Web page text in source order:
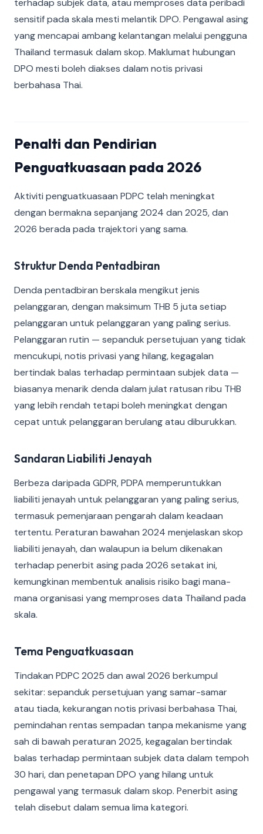
terhadap subjek data, atau memproses data peribadi
sensitif pada skala mesti melantik DPO. Pengawal asing
yang mencapai ambang kelantangan melalui pengguna
Thailand termasuk dalam skop. Maklumat hubungan
DPO mesti boleh diakses dalam notis privasi
berbahasa Thai.
Penalti dan Pendirian
Penguatkuasaan pada 2026
Aktiviti penguatkuasaan PDPC telah meningkat
dengan bermakna sepanjang 2024 dan 2025, dan
2026 berada pada trajektori yang sama.
Struktur Denda Pentadbiran
Denda pentadbiran berskala mengikut jenis
pelanggaran, dengan maksimum THB 5 juta setiap
pelanggaran untuk pelanggaran yang paling serius.
Pelanggaran rutin — sepanduk persetujuan yang tidak
mencukupi, notis privasi yang hilang, kegagalan
bertindak balas terhadap permintaan subjek data —
biasanya menarik denda dalam julat ratusan ribu THB
yang lebih rendah tetapi boleh meningkat dengan
cepat untuk pelanggaran berulang atau diburukkan.
Sandaran Liabiliti Jenayah
Berbeza daripada GDPR, PDPA memperuntukkan
liabiliti jenayah untuk pelanggaran yang paling serius,
termasuk pemenjaraan pengarah dalam keadaan
tertentu. Peraturan bawahan 2024 menjelaskan skop
liabiliti jenayah, dan walaupun ia belum dikenakan
terhadap penerbit asing pada 2026 setakat ini,
kemungkinan membentuk analisis risiko bagi mana-
mana organisasi yang memproses data Thailand pada
skala.
Tema Penguatkuasaan
Tindakan PDPC 2025 dan awal 2026 berkumpul
sekitar: sepanduk persetujuan yang samar-samar
atau tiada, kekurangan notis privasi berbahasa Thai,
pemindahan rentas sempadan tanpa mekanisme yang
sah di bawah peraturan 2025, kegagalan bertindak
balas terhadap permintaan subjek data dalam tempoh
30 hari, dan penetapan DPO yang hilang untuk
pengawal yang termasuk dalam skop. Penerbit asing
telah disebut dalam semua lima kategori.